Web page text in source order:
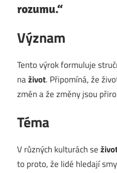
rozumu.“
Význam
Tento výrok formuluje
naživot. Připomíná, že
změn a že změny jsou
Téma
V různých kulturách se
to proto, že lidé hledají